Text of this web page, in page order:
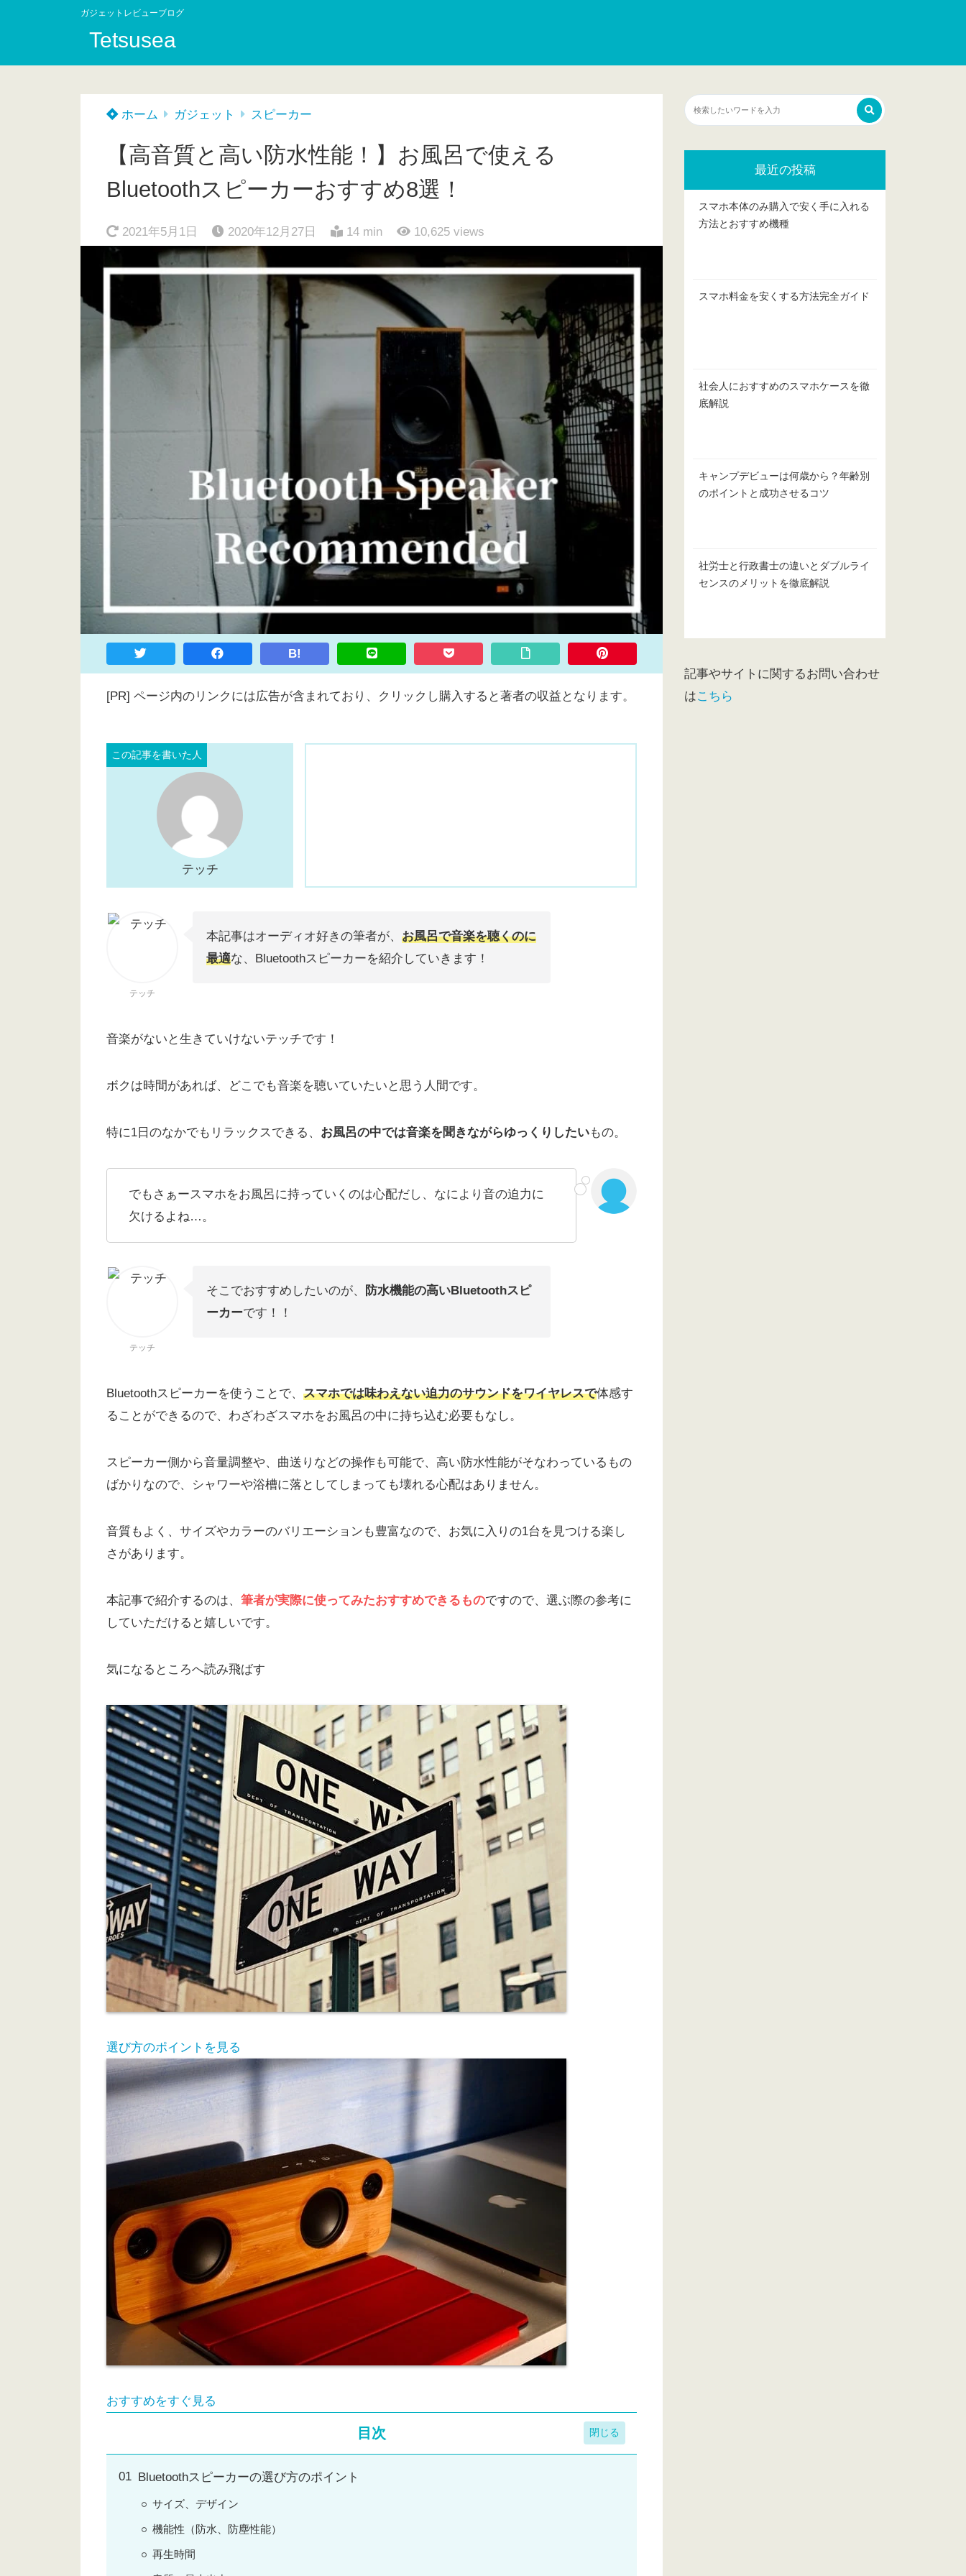
ガジェットレビューブログ
Tetsusea
ホーム ガジェット スピーカー
【高音質と高い防水性能！】お風呂で使える
Bluetoothスピーカーおすすめ8選！
2021年5月1日 2020年12月27日 14 min 10,625 views
B!
[PR] ページ内のリンクには広告が含まれており、クリックし購入すると著者の収益となります。
テッチ
テッチ
本記事はオーディオ好きの筆者が、 お風呂で音楽を聴くのに
最適な、Bluetoothスピーカーを紹介していきます！
音楽がないと生きていけないテッチです！
ボクは時間があれば、どこでも音楽を聴いていたいと思う人間です。
特に1日のなかでもリラックスできる、 お風呂の中では音楽を聞きながらゆっくりしたいもの。
でもさぁースマホをお風呂に持っていくのは心配だし、なにより音の迫力に
欠けるよね…。
テッチ
そこでおすすめしたいのが、
防水機能の高いBluetoothスピ
ーカーです！！
Bluetoothスピーカーを使うことで、 スマホでは味わえない迫力のサウンドをワイヤレスで体感す
ることができるので、わざわざスマホをお風呂の中に持ち込む必要もなし。
スピーカー側から音量調整や、曲送りなどの操作も可能で、高い防水性能がそなわっているもの
ばかりなので、シャワーや浴槽に落としてしまっても壊れる心配はありません。
音質もよく、サイズやカラーのバリエーションも豊富なので、お気に入りの1台を見つける楽し
さがあります。
本記事で紹介するのは、 筆者が実際に使ってみたおすすめできるものですので、選ぶ際の参考に
していただけると嬉しいです。
気になるところへ読み飛ばす
選び方のポイントを見る
おすすめをすぐ見る
目次
Bluetoothスピーカーの選び方のポイント
サイズ、デザイン
機能性（防水、防塵性能）
再生時間
最近の投稿
スマホ本体のみ購入で安く手に入れる
方法とおすすめ機種
スマホ料金を安くする方法完全ガイド
社会人におすすめのスマホケースを徹
底解説
キャンプデビューは何歳から？年齢別
のポイントと成功させるコツ
社労士と行政書士の違いとダブルライ
センスのメリットを徹底解説
記事やサイトに関するお問い合わせ
はこちら